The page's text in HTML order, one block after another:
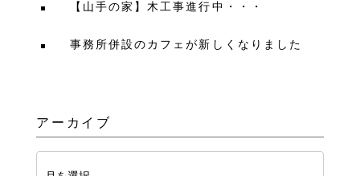
【山手の家】木工事進行中・・・
事務所併設のカフェが新しくなりました
アーカイブ